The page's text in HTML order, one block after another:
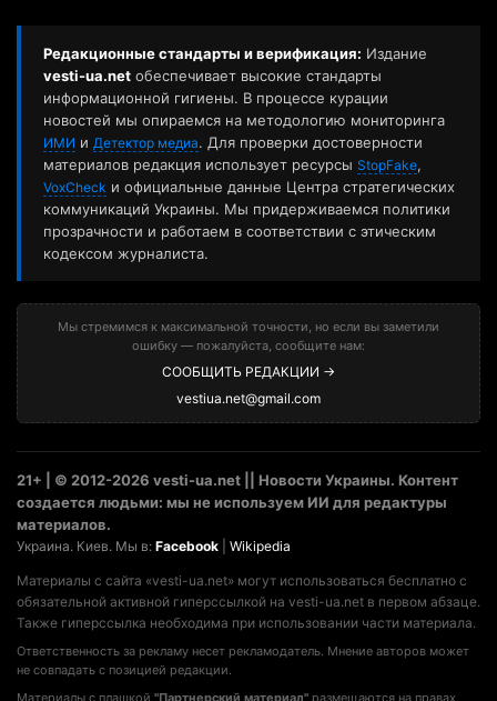
Редакционные стандарты и верификация: Издание
vesti-ua.net обеспечивает высокие стандарты
информационной гигиены. В процессе курации
новостей мы опираемся на методологию мониторинга
ИМИ и Детектор медиа. Для проверки достоверности
материалов редакция использует ресурсы StopFake,
VoxCheck и официальные данные Центра стратегических
коммуникаций Украины. Мы придерживаемся политики
прозрачности и работаем в соответствии с этическим
кодексом журналиста.
Мы стремимся к максимальной точности, но если вы заметили
ошибку — пожалуйста, сообщите нам:
СООБЩИТЬ РЕДАКЦИИ →
vestiua.net@gmail.com
21+ | © 2012-2026 vesti-ua.net || Новости Украины. Контент
создается людьми: мы не используем ИИ для редактуры
материалов.
Украина. Киев. Мы в: Facebook Wikipedia
Материалы с сайта «vesti-ua.net» могут использоваться бесплатно с
обязательной активной гиперссылкой на vesti-ua.net в первом абзаце.
Также гиперссылка необходима при использовании части материала.
Ответственность за рекламу несет рекламодатель. Мнение авторов может
не совпадать с позицией редакции.
Материалы с плашкой "Партнерский материал" размещаются на правах